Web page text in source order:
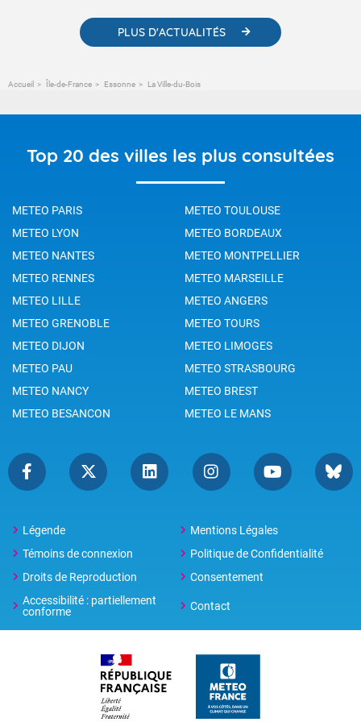
PLUS D'ACTUALITÉS
Accueil Île-de-France Essonne La Ville-du-Bois
Top 20 des villes les plus consultées
METEO PARIS
METEO TOULOUSE
METEO LYON
METEO BORDEAUX
METEO NANTES
METEO MONTPELLIER
METEO RENNES
METEO MARSEILLE
METEO LILLE
METEO ANGERS
METEO GRENOBLE
METEO TOURS
METEO DIJON
METEO LIMOGES
METEO PAU
METEO STRASBOURG
METEO NANCY
METEO BREST
METEO BESANCON
METEO LE MANS
Légende
Mentions Légales
Témoins de connexion
Politique de Confidentialité
Droits de Reproduction
Consentement
Accessibilité : partiellement
conforme
Contact